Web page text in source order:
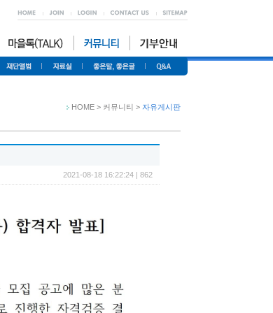
HOME > 커뮤니티 > 자유게시판
2021-08-18 16:22:24 | 862